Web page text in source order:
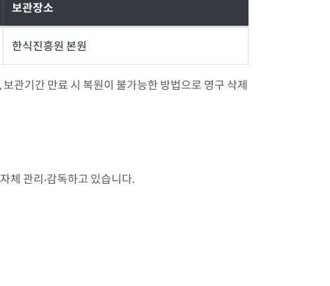
보관장소
한식진흥원 본원
관기간 만료 시 복원이 불가능한 방법으로 영구 삭제
체 관리·감독하고 있습니다.